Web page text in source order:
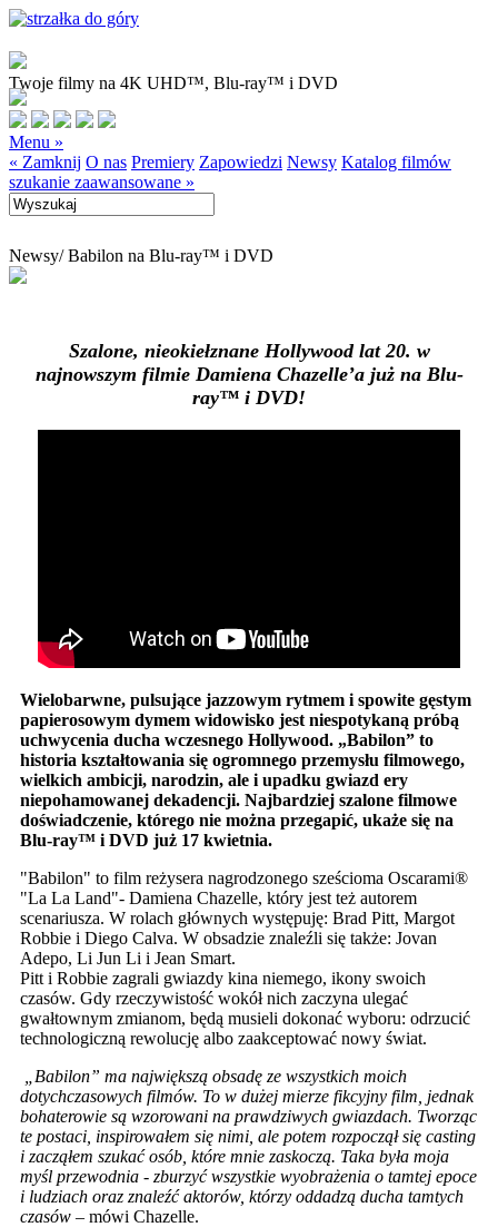
Twoje filmy na 4K UHD™, Blu-ray™ i DVD
Menu »
« Zamknij O nas Premiery Zapowiedzi Newsy Katalog filmów
szukanie zaawansowane »
Newsy/ Babilon na Blu-ray™ i DVD
Szalone, nieokiełznane Hollywood lat 20. w
najnowszym filmie Damiena Chazelle’a już na Blu-
ray™ i DVD!
Wielobarwne, pulsujące jazzowym rytmem i spowite gęstym
papierosowym dymem widowisko jest niespotykaną próbą
uchwycenia ducha wczesnego Hollywood. „Babilon” to
historia kształtowania się ogromnego przemysłu filmowego,
wielkich ambicji, narodzin, ale i upadku gwiazd ery
niepohamowanej dekadencji. Najbardziej szalone filmowe
doświadczenie, którego nie można przegapić, ukaże się na
Blu-ray™ i DVD już 17 kwietnia.
"Babilon" to film reżysera nagrodzonego sześcioma Oscarami®
"La La Land"- Damiena Chazelle, który jest też autorem
scenariusza. W rolach głównych występuję: Brad Pitt, Margot
Robbie i Diego Calva. W obsadzie znaleźli się także: Jovan
Adepo, Li Jun Li i Jean Smart.
Pitt i Robbie zagrali gwiazdy kina niemego, ikony swoich
czasów. Gdy rzeczywistość wokół nich zaczyna ulegać
gwałtownym zmianom, będą musieli dokonać wyboru: odrzucić
technologiczną rewolucję albo zaakceptować nowy świat.
„Babilon” ma największą obsadę ze wszystkich moich
dotychczasowych filmów. To w dużej mierze fikcyjny film, jednak
bohaterowie są wzorowani na prawdziwych gwiazdach. Tworząc
te postaci, inspirowałem się nimi, ale potem rozpoczął się casting
i zacząłem szukać osób, które mnie zaskoczą. Taka była moja
myśl przewodnia - zburzyć wszystkie wyobrażenia o tamtej epoce
i ludziach oraz znaleźć aktorów, którzy oddadzą ducha tamtych
czasów – mówi Chazelle.